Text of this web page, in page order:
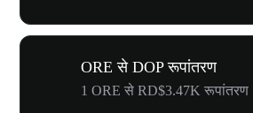
ORE से DOP रूपांतरण
1 ORE से RD$3.47K रूपांतरण